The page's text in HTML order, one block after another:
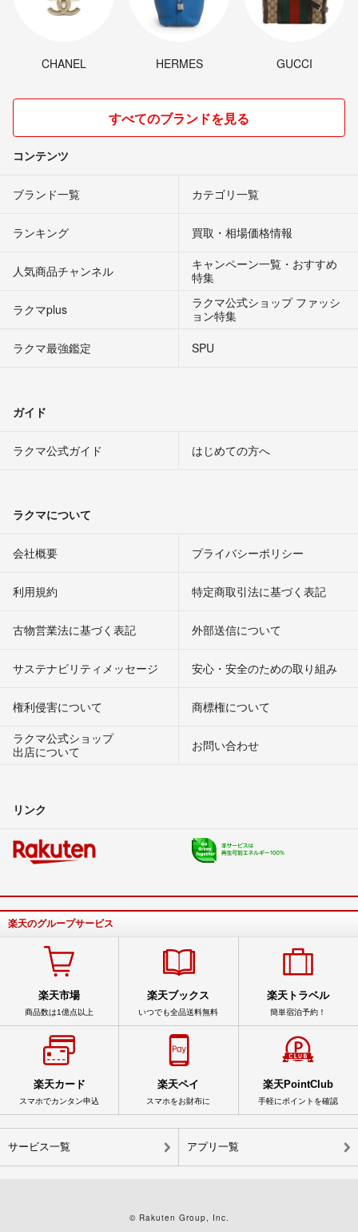
CHANEL HERMES GUCCI
すべてのブランドを見る
コンテンツ
ブランド一覧 カテゴリ一覧
ランキング 買取・相場価格情報
人気商品チャンネル
キャンペーン一覧・おすすめ
特集
ラクマplus
ラクマ公式ショップ ファッシ
ョン特集
ラクマ最強鑑定
SPU
ガイド
ラクマ公式ガイド はじめての方へ
ラクマについて
会社概要 プライバシーポリシー
利用規約 特定商取引法に基づく表記
古物営業法に基づく表記 外部送信について
サステナビリティメッセージ 安心・安全のための取り組み
権利侵害について
商標権について
ラクマ公式ショップ
出店について
お問い合わせ
リンク
楽天のグループサービス
楽天市場
商品数は1億点以上
楽天ブックス
いつでも全品送料無料
楽天トラベル
簡単宿泊予約！
楽天カード
スマホでカンタン申込
楽天ペイ
スマホをお財布に
楽天PointClub
手軽にポイントを確認
サービス一覧 アプリ一覧
© Rakuten Group, Inc.